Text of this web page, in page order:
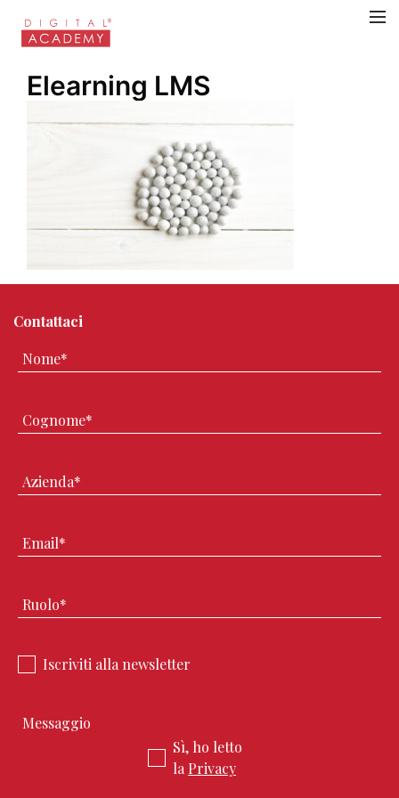
Elearning LMS
Contattaci
Iscriviti alla newsletter
Sì, ho letto
la Privacy